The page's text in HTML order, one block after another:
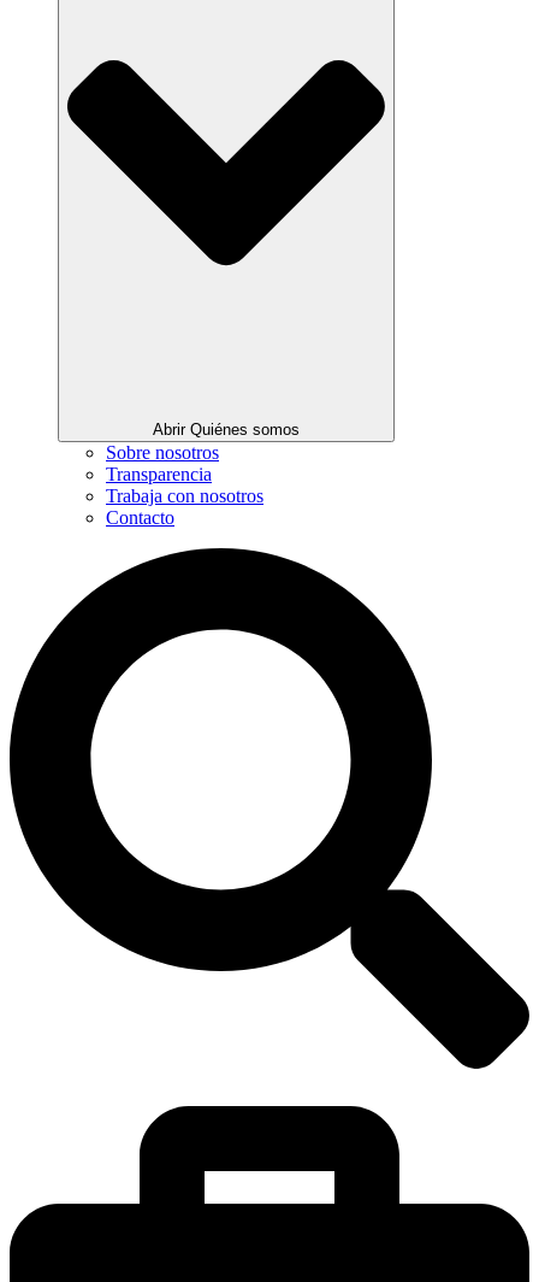
Abrir Quiénes somos
Sobre nosotros
Transparencia
Trabaja con nosotros
Contacto